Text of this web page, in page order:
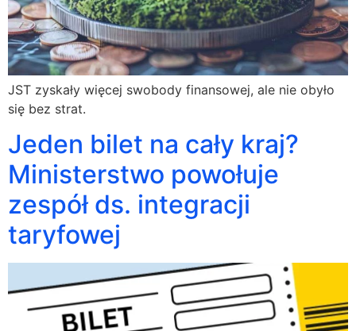
JST zyskały więcej swobody finansowej, ale nie obyło
się bez strat.
Jeden bilet na cały kraj?
Ministerstwo powołuje
zespół ds. integracji
taryfowej